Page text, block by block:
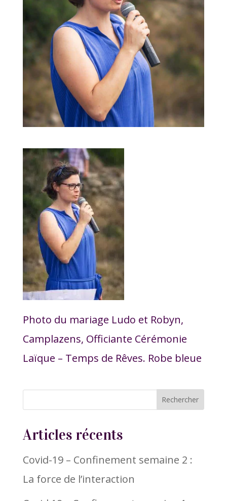
Photo du mariage Ludo et Robyn,
Camplazens, Officiante Cérémonie
Laïque – Temps de Rêves. Robe bleue
Articles récents
Covid-19 – Confinement semaine 2 :
La force de l’interaction